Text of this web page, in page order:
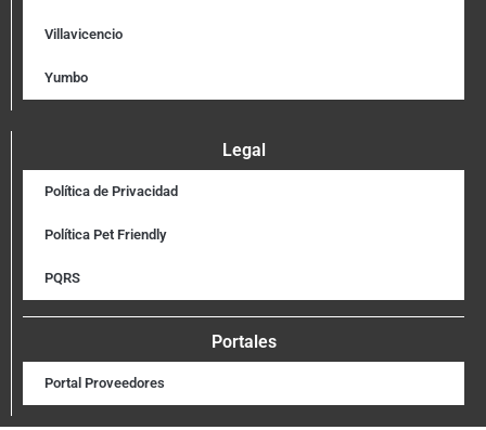
Villavicencio
Yumbo
Legal
Política de Privacidad
Política Pet Friendly
PQRS
Portales
Portal Proveedores